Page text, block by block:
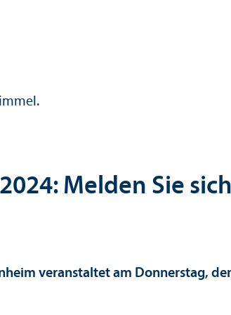
Melden Sie
veranstaltet am Donnerstag,